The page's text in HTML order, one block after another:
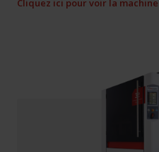
Cliquez ici pour voir la machine